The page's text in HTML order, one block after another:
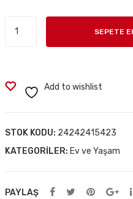
İSKELET
SEPETE
Add to wishlist
STOK KODU: 24242415423
KATEGORILER: Ev ve Yaşam
PAYLAŞ